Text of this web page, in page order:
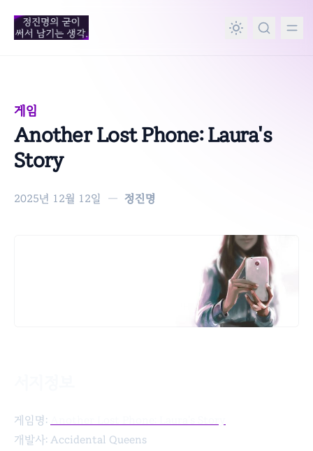
content
게임
Another Lost Phone: Laura's
Story
2025년 12월 12일 — 정진명
게임명:
개발사: Accidental Queens